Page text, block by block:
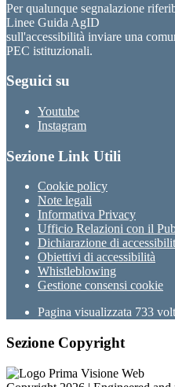
Per qualunque segnalazione
Linee Guida AgID
sull'accessibilità inviare una
PEC istituzionali.
Seguici su
Youtube
Instagram
Sezione Link Utili
Cookie policy
Note legali
Informativa Privacy
Ufficio Relazioni con il
Dichiarazione di
Obiettivi di accessibilità
Whistleblowing
Gestione consensi cookie
Pagina visualizzata 733
Sezione Copyright